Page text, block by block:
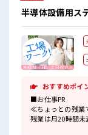
半導体設備用ス
おすすめポイ
■お仕事PR
≪ちょっとの残業
残業は月20時間未